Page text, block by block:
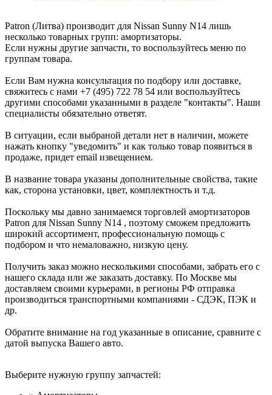
Patron (Литва) производит для Nissan Sunny N14 лишь
несколько товарных групп: амортизаторы.
Если нужны другие запчасти, то воспользуйтесь меню по
группам товара.
Если Вам нужна консультация по подбору или доставке,
свяжитесь с нами +7 (495) 722 78 54 или воспользуйтесь
другими способами указанными в разделе "контакты". Наши
специалисты обязательно ответят.
В ситуации, если выбраной детали нет в наличии, можете
нажать кнопку "уведомить" и как только товар появиться в
продаже, придет email извещением.
В название товара указаны дополнительные свойства, такие
как, сторона установки, цвет, комплектность и т.д.
Поскольку мы давно занимаемся торговлей амортизаторов
Patron для Nissan Sunny N14 , поэтому сможем предложить
широкий ассортимент, профессиональную помощь с
подбором и что немаловажно, низкую цену.
Получить заказ можно несколькими способами, забрать его с
нашего склада или же заказать доставку. По Москве мы
доставляем своими курьерами, в регионы РФ отправка
производиться транспортными компаниями - СДЭК, ПЭК и
др.
Обратите внимание на год указанные в описание, сравните с
датой выпуска Вашего авто.
Выберите нужную группу запчастей: